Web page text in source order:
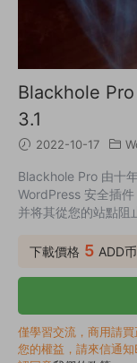
Blackhole
3.1
2022-10-17
Blackhole Pro 由十
WordPress 安全插
并将其從您的站點阻
人并爲合法訪問者
下載價格 5 ADD
僅學習交流，商用請
您的權益，請來信通